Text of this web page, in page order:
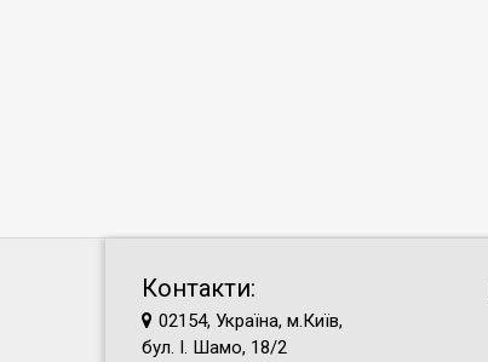
Контакти:
02154, Україна, м.Київ,
бул. І. Шамо, 18/2